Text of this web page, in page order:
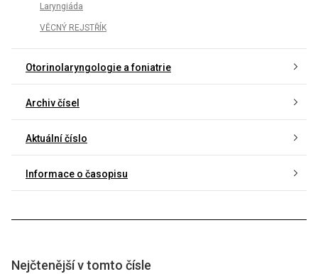
Laryngiáda
VĚCNÝ REJSTŘÍK
Otorinolaryngologie a foniatrie
Archiv čísel
Aktuální číslo
Informace o časopisu
Nejčtenější v tomto čísle